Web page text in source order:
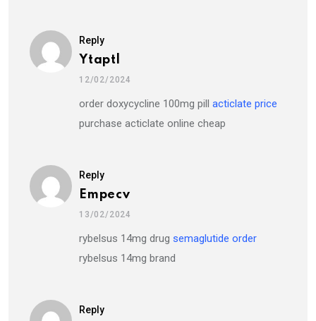
Reply
Ytaptl
12/02/2024
order doxycycline 100mg pill acticlate price
purchase acticlate online cheap
Reply
Empecv
13/02/2024
rybelsus 14mg drug semaglutide order
rybelsus 14mg brand
Reply